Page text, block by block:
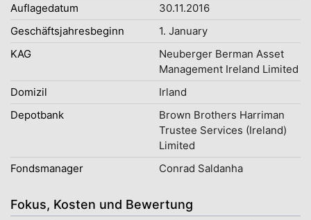
Auflagedatum
30.11.2016
Geschäftsjahresbeginn
1. January
KAG
Neuberger Berman Asset
Management Ireland Limited
Domizil
Irland
Depotbank
Brown Brothers Harriman
Trustee Services (Ireland)
Limited
Fondsmanager
Conrad Saldanha
Fokus, Kosten und Bewertung